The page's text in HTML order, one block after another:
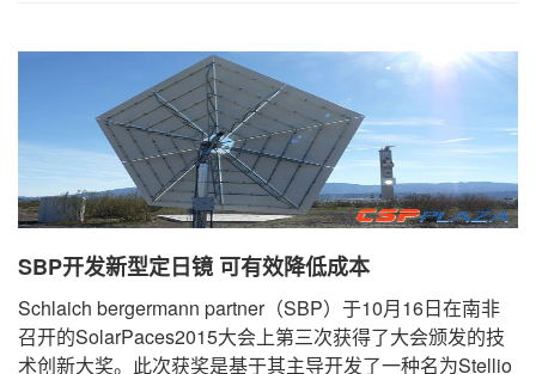
SBP开发新型定日镜 可有效降低成本
Schlaich bergermann partner（SBP）于10月16日在南非
召开的SolarPaces2015大会上第三次获得了大会颁发的技
术创新大奖。此次获奖是基于其主导开发了一种名为Stellio